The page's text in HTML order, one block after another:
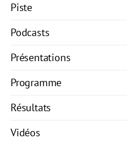
Piste
Podcasts
Présentations
Programme
Résultats
Vidéos